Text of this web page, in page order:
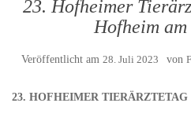
23. Hofheimer
Hofheim am
Veröffentlicht am 28. Juli 2023 von
23. HOFHEIMER TIERÄRZTETAG